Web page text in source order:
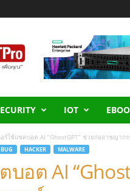
IOT
อร์ใช้แชตบอต AI “GhostGPT” ช่วยก่ออาชญากร
BUG HACKER MALWARE
อต AI